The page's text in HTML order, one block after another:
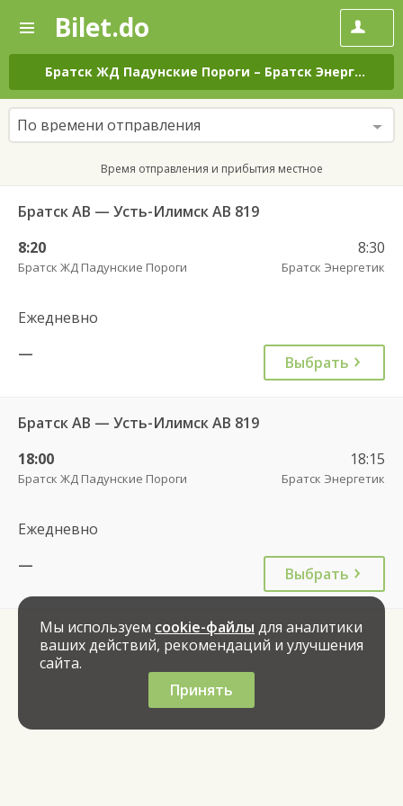
—
Поиск
и
покупка
билетов
на
автобус
онлайн
Bilet.do
Братск ЖД Падунские Пороги – Братск Энергетик
По времени отправления
Время отправления и прибытия местное
Братск АВ — Усть-Илимск АВ 819
8:20
Братск ЖД Падунские Пороги
8:30
Братск Энергетик
Ежедневно
—
Выбрать
Братск АВ — Усть-Илимск АВ 819
18:00
Братск ЖД Падунские Пороги
18:15
Братск Энергетик
Ежедневно
—
Выбрать
Мы используем cookie-файлы для аналитики
ваших действий, рекомендаций и улучшения
сайта.
Принять